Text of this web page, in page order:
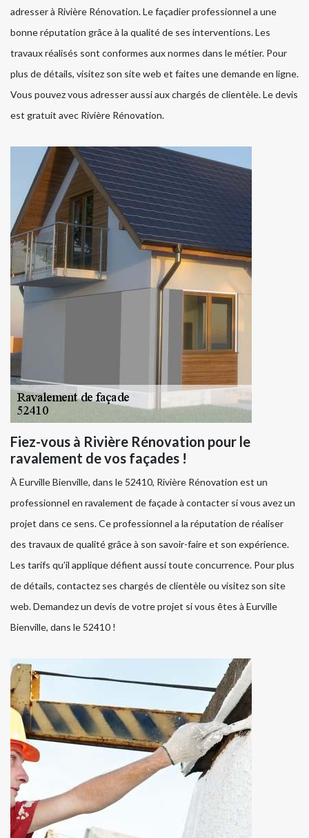
adresser à Rivière Rénovation. Le façadier professionnel a une
bonne réputation grâce à la qualité de ses interventions. Les
travaux réalisés sont conformes aux normes dans le métier. Pour
plus de détails, visitez son site web et faites une demande en ligne.
Vous pouvez vous adresser aussi aux chargés de clientèle. Le devis
est gratuit avec Rivière Rénovation.
Fiez-vous à Rivière Rénovation pour le
ravalement de vos façades !
À Eurville Bienville, dans le 52410, Rivière Rénovation est un
professionnel en ravalement de façade à contacter si vous avez un
projet dans ce sens. Ce professionnel a la réputation de réaliser
des travaux de qualité grâce à son savoir-faire et son expérience.
Les tarifs qu’il applique défient aussi toute concurrence. Pour plus
de détails, contactez ses chargés de clientèle ou visitez son site
web. Demandez un devis de votre projet si vous êtes à Eurville
Bienville, dans le 52410 !